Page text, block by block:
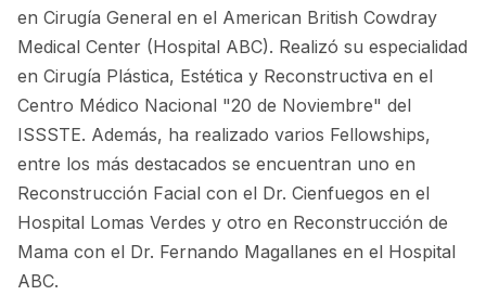
en Cirugía General en el American British Cowdray
Medical Center (Hospital ABC). Realizó su especialidad
en Cirugía Plástica, Estética y Reconstructiva en el
Centro Médico Nacional "20 de Noviembre" del
ISSSTE. Además, ha realizado varios Fellowships,
entre los más destacados se encuentran uno en
Reconstrucción Facial con el Dr. Cienfuegos en el
Hospital Lomas Verdes y otro en Reconstrucción de
Mama con el Dr. Fernando Magallanes en el Hospital
ABC.